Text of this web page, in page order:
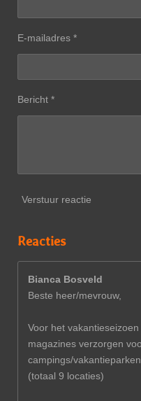
E-mailadres *
Bericht *
Verstuur reactie
Reacties
Bianca Bosveld
Beste heer/mevrouw,
Voor het
magazines verzorgen
campings/
(totaal 9 locaties)